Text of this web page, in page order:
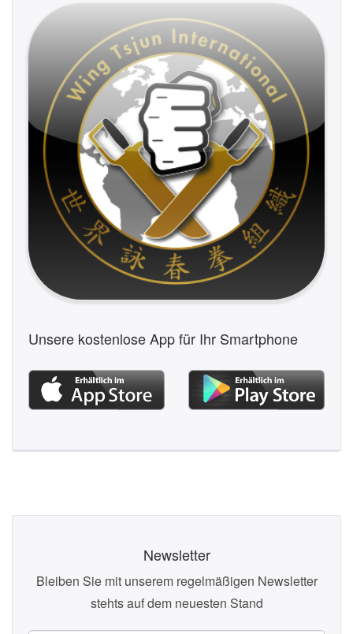
Unsere kostenlose App für Ihr Smartphone
Newsletter
Bleiben Sie mit unserem regelmäßigen Newsletter
stehts auf dem neuesten Stand